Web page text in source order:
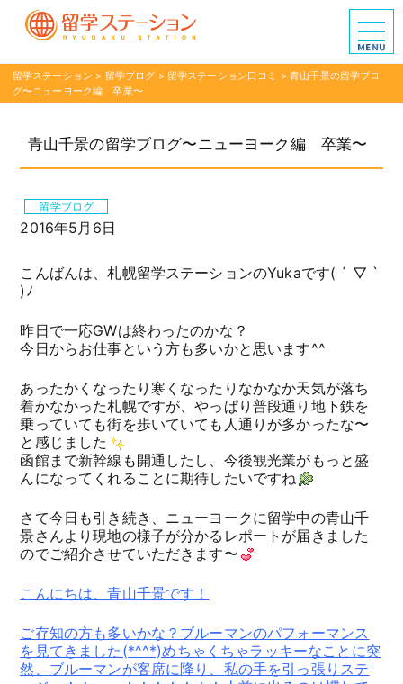
留学ステーション > 留学ブログ > 留学ステーション口コミ >青山千景の留学ブロ
グ〜ニューヨーク編 卒業〜
青山千景の留学ブログ〜ニューヨーク編 卒業〜
留学ブログ
2016年5月6日
こんばんは、札幌留学ステーションのYukaです( ´ ▽ `
)ﾉ
昨日で一応GWは終わったのかな？
今日からお仕事という方も多いかと思います^^
あったかくなったり寒くなったりなかなか天気が落ち
着かなかった札幌ですが、やっぱり普段通り地下鉄を
乗っていても街を歩いていても人通りが多かったな〜
と感じました
函館まで新幹線も開通したし、今後観光業がもっと盛
んになってくれることに期待したいですね
さて今日も引き続き、ニューヨークに留学中の青山千
景さんより現地の様子が分かるレポートが届きました
のでご紹介させていただきます〜
こんにちは、青山千景です！
ご存知の方も多いかな？ブルーマンのパフォーマンス
を見てきました(*^^*)めちゃくちゃラッキーなことに突
然、ブルーマンが客席に降り、私の手を引っ張りステ